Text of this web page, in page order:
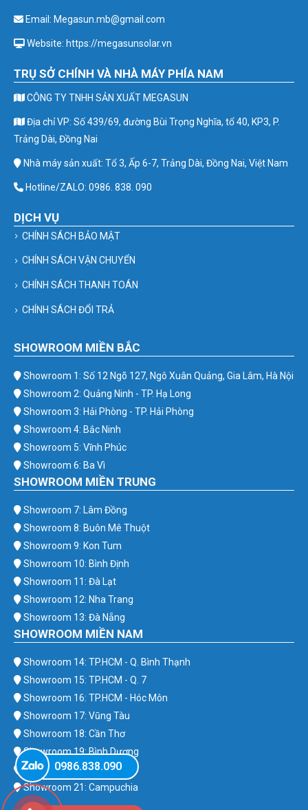
Email: Megasun.mb@gmail.com
Website: https://megasunsolar.vn
TRỤ SỞ CHÍNH VÀ NHÀ MÁY PHÍA NAM
CÔNG TY TNHH SẢN XUẤT MEGASUN
Địa chỉ VP: Số 439/69, đường Bùi Trọng Nghĩa, tổ 40, KP3, P.
Trảng Dài, Đồng Nai
Nhà máy sản xuất: Tổ 3, Ấp 6-7, Trảng Dài, Đồng Nai, Việt Nam
Hotline/ZALO: 0986. 838. 090
DỊCH VỤ
CHÍNH SÁCH BẢO MẬT
CHÍNH SÁCH VẬN CHUYỂN
CHÍNH SÁCH THANH TOÁN
CHÍNH SÁCH ĐỔI TRẢ
SHOWROOM MIỀN BẮC
Showroom 1: Số 12 Ngõ 127, Ngô Xuân Quảng, Gia Lâm, Hà Nội
Showroom 2: Quảng Ninh - TP. Hạ Long
Showroom 3: Hải Phòng - TP. Hải Phòng
Showroom 4: Bắc Ninh
Showroom 5: Vĩnh Phúc
Showroom 6: Ba Vì
SHOWROOM MIỀN TRUNG
Showroom 7: Lâm Đồng
Showroom 8: Buôn Mê Thuột
Showroom 9: Kon Tum
Showroom 10: Bình Định
Showroom 11: Đà Lạt
Showroom 12: Nha Trang
Showroom 13: Đà Nẵng
SHOWROOM MIỀN NAM
Showroom 14: TP.HCM - Q. Bình Thạnh
Showroom 15: TP.HCM - Q. 7
Showroom 16: TP.HCM - Hóc Môn
Showroom 17: Vũng Tàu
Showroom 18: Cần Thơ
Showroom 19: Bình Dương
Showroom 20: Bình Phước
Showroom 21: Campuchia
0986.838.090